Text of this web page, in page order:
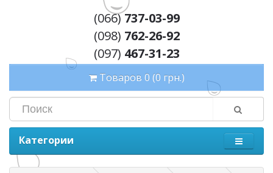
(066)737-03-99
(098) 762-26-92
(097) 467-31-23
Товаров 0 (0 грн.)
Категории